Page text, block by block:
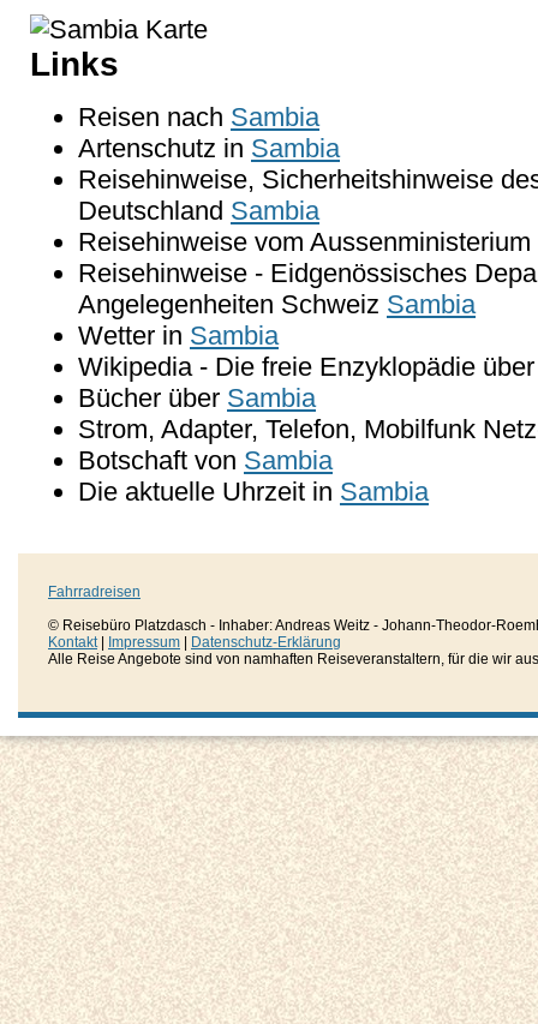
Links
Reisen nach Sambia
Artenschutz in Sambia
Reisehinweise, Sicherheitshinweise
Deutschland Sambia
Reisehinweise vom
Reisehinweise - Eidgenössisches
Angelegenheiten Schweiz Sambia
Wetter in Sambia
Wikipedia - Die freie Enzyklopädie
Bücher über Sambia
Strom, Adapter, Telefon, Mobilfunk
Botschaft von Sambia
Die aktuelle Uhrzeit in Sambia
Fahrradreisen
© Reisebüro Platzdasch - Inhaber: Andreas Weitz - Johann-Theodor-
Kontakt| Impressum
Datenschutz-Erklärung
Alle Reise Angebote sind von namhaften Reiseveranstaltern, für die wir